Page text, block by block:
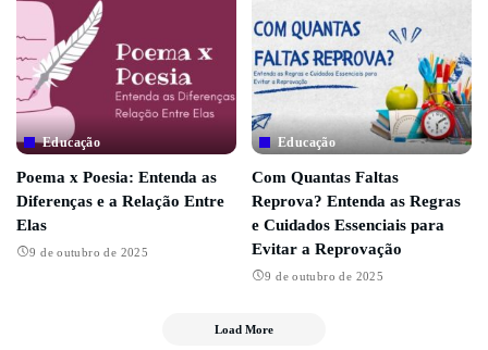
Educação
Poema x Poesia: Entenda as
Diferenças e a Relação Entre
Elas
9 de outubro de 2025
Educação
Com Quantas Faltas
Reprova? Entenda as Regras
e Cuidados Essenciais para
Evitar a Reprovação
9 de outubro de 2025
Load More